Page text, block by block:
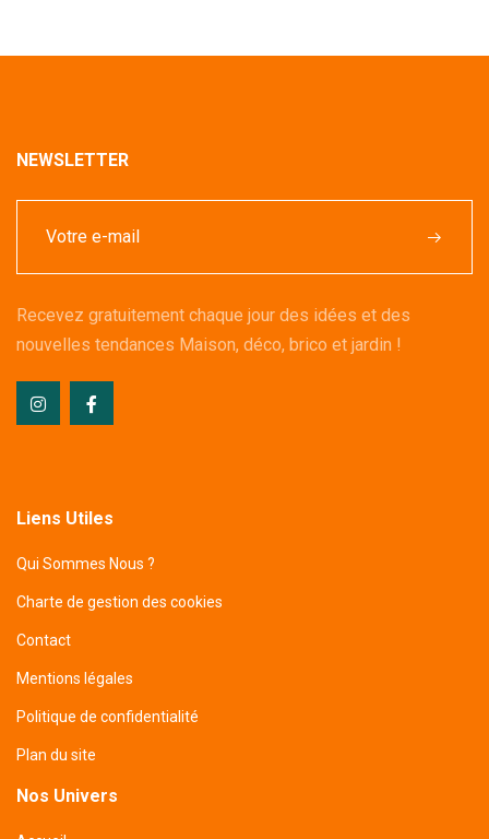
NEWSLETTER
Recevez gratuitement chaque jour des idées et des
nouvelles tendances Maison, déco, brico et jardin !
Liens Utiles
Qui Sommes Nous ?
Charte de gestion des cookies
Contact
Mentions légales
Politique de confidentialité
Plan du site
Nos Univers